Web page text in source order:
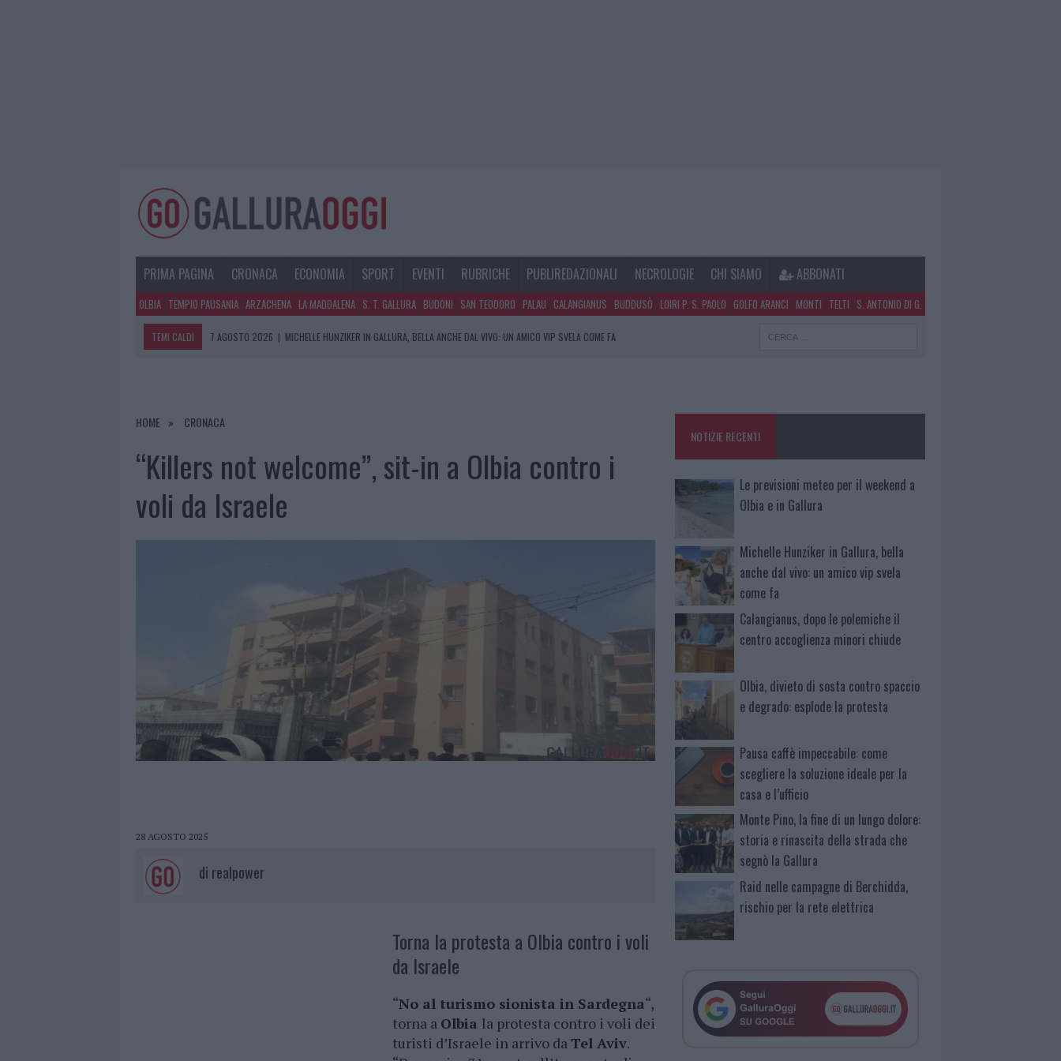
PRIMA PAGINA CRONACA ECONOMIA SPORT EVENTI RUBRICHE PUBLIREDAZIONALI NECROLOGIE CHI SIAMO ABBONATI
OLBIA TEMPIO PAUSANIA ARZACHENA LA MADDALENA S. T. GALLURA BUDONI SAN TEODORO PALAU CALANGIANUS BUDDUSÒ LOIRI P. S. PAOLO GOLFO ARANCI MONTI TELTI S. ANTONIO DI G.
TEMI CALDI 7 AGOSTO 2026 | MICHELLE HUNZIKER IN GALLURA, BELLA ANCHE DAL VIVO: UN AMICO VIP SVELA COME FA
|
CALANGIANUS, DOPO LE POLEMICHE IL CENTRO ACCOGLIENZA MINORI CHIUDE
7 AGOSTO 2026 |
HOME CRONACA
“Killers not welcome”, sit-in a Olbia contro i
voli da Israele
28 AGOSTO 2025
di realpower
Torna la protesta a Olbia contro i voli
da Israele
“No al turismo sionista in Sardegna“,
torna a Olbia la protesta contro i voli dei
turisti d’Israele in arrivo daTel Aviv.
NOTIZIE RECENTI
Le previsioni meteo per il weekend a
Olbia e in Gallura
Michelle Hunziker in Gallura, bella
anche dal vivo: un amico vip svela
come fa
Calangianus, dopo le polemiche il
centro accoglienza minori chiude
Olbia, divieto di sosta contro spaccio
e degrado: esplode la protesta
Pausa caffè impeccabile: come
scegliere la soluzione ideale per la
casa e l’ufficio
Monte Pino, la fine di un lungo dolore:
storia e rinascita della strada che
segnò la Gallura
Raid nelle campagne di Berchidda,
rischio per la rete elettrica